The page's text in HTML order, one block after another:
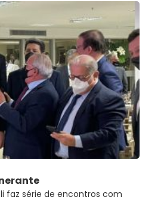
faz série de encontros com